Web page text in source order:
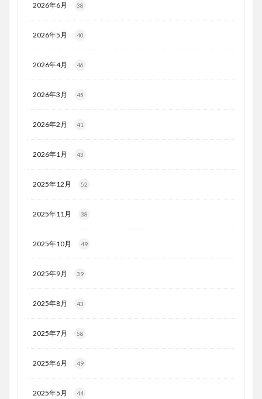
2026年6月 38
2026年5月 40
2026年4月 46
2026年3月 45
2026年2月 41
2026年1月 43
2025年12月 52
2025年11月 38
2025年10月 49
2025年9月 39
2025年8月 43
2025年7月 58
2025年6月 49
2025年5月 44